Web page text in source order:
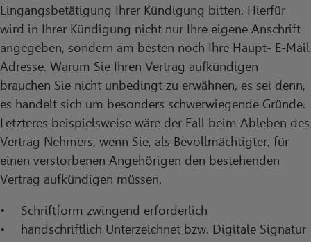
Eingangsbetätigung Ihrer Kündigung bitten. Hierfür
wird in Ihrer Kündigung nicht nur Ihre eigene Anschrift
angegeben, sondern am besten noch Ihre Haupt- E-Mail
Adresse. Warum Sie Ihren Vertrag aufkündigen
brauchen Sie nicht unbedingt zu erwähnen, es sei denn,
es handelt sich um besonders schwerwiegende Gründe.
Letzteres beispielsweise wäre der Fall beim Ableben des
Vertrag Nehmers, wenn Sie, als Bevollmächtigter, für
einen verstorbenen Angehörigen den bestehenden
Vertrag aufkündigen müssen.
Schriftform zwingend erforderlich
handschriftlich Unterzeichnet bzw. Digitale Signatur